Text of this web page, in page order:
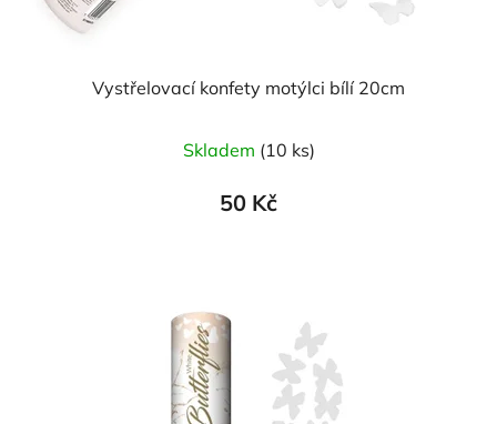
Vystřelovací konfety motýlci bílí 20cm
Skladem (10 ks)
50 Kč